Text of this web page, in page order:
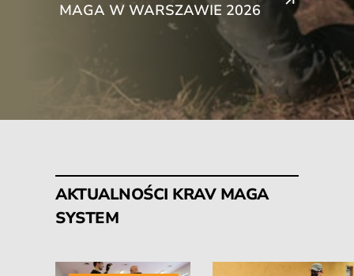
MAGA W WARSZAWIE 2026
AKTUALNOŚCI KRAV MAGA
SYSTEM